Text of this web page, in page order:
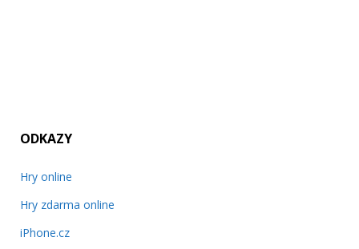
ODKAZY
Hry online
Hry zdarma online
iPhone.cz